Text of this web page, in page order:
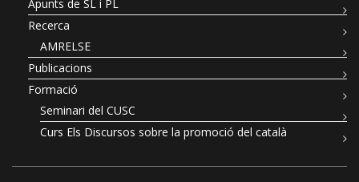
Apunts de SL i PL
Recerca
AMRELSE
Publicacions
Formació
Seminari del CUSC
Curs Els Discursos sobre la promoció del català